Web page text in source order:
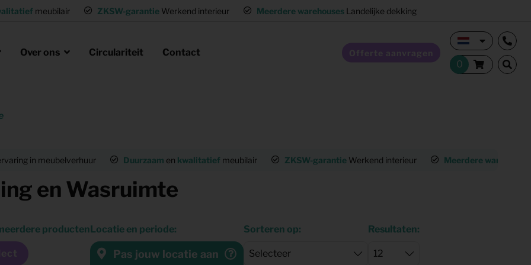
meubilair ZKSW-garantie Werkend interieur Meerdere warehouses Landelijke dekking
Over ons Circulariteit Contact Offerte aanvragen
huren
of wisselwoning
huisvesten Woning gemeubileerd verhuren
missie
in meubelverhuur Duurzaam en kwalitatief meubilair ZKSW-garantie Werkend interieur Meerdere warehouses
en Wasruimte
productenLocatie en periode:
Pas jouw locatie aan
Sorteren op: Resultaten: